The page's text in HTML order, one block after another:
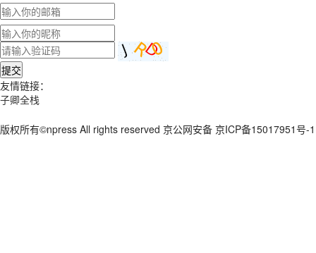
提交
友情链接：
子卿全栈
版权所有©npress All rights reserved 京公网安备 京ICP备15017951号-1